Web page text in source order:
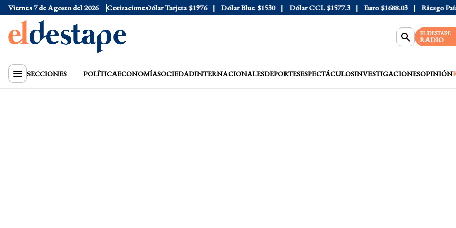
Viernes 7 de Agosto del 2026 Cotizaciones
Dólar Oficial $1520 Dólar Tarjeta $1976 Dólar Blue $1530 Dólar CCL $1577.3 Euro $1688.03 Riesgo País 408
EL DESTAPE
RADIO
SECCIONES POLÍTICAECONOMÍASOCIEDADINTERNACIONALESDEPORTESESPECTÁCULOSINVESTIGACIONESOPINIÓN